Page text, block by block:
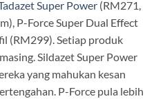
Super Power (RM271,
P-Force Super Dual Effect
(RM299). Setiap produk
Sildazet Super Power
yang mahukan kesan
P-Force pula lebih